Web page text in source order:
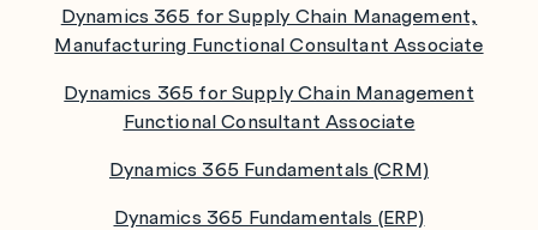
Dynamics 365 for Supply Chain Management,
Manufacturing Functional Consultant Associate
Dynamics 365 for Supply Chain Management
Functional Consultant Associate
Dynamics 365 Fundamentals (CRM)
Dynamics 365 Fundamentals (ERP)